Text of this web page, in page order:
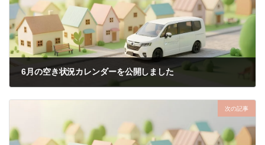
6月の空き状況カレンダーを公開しました
2026.05.01
次の記事